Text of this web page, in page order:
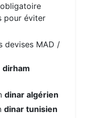
pour éviter
devises MAD /
dirham
dinar algérien
dinar tunisien